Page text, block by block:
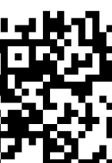
會)」
二、
課程
請協